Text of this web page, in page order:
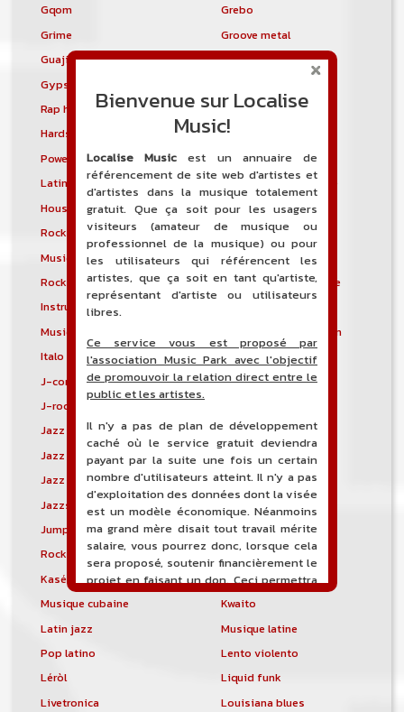
Gqom
Grebo
Grime
Groove metal
Guajira
Guaracha
Gypsy punk
Rap hardcore
Industrial hardcore
Hardstep
Hardstyle
Power noise
Heavenly voices
Latin metal
Musique hindoustanie
House progressive
Tropical house
Rock indépendant
Indietronica
Musique industrielle
Metal industriel
Rock industriel
Musique instrumentale
Instrumental
Musique irlandaise
Rock progressif italien
Italo Disco
Italo house
J-core
J-pop
J-rock
Jazz blues
Jazz modal
Jazz Nouvelle-Orléans
Jazz punk
Jazz vocal
Jazz-funk
Jazzstep
Jersey club
Jump blues
Jump-up
Rock canadien
Kansas City blues
Kasékò
Kizomba
Musique cubaine
Kwaito
Latin jazz
Musique latine
Pop latino
Lento violento
Léròl
Liquid funk
Livetronica
Louisiana blues
Bienvenue sur Localise
Music!
Localise Music est un annuaire de
référencement de site web d'artistes et
d'artistes dans la musique totalement
gratuit. Que ça soit pour les usagers
visiteurs (amateur de musique ou
professionnel de la musique) ou pour
les utilisateurs qui référencent les
artistes, que ça soit en tant qu'artiste,
représentant d'artiste ou utilisateurs
libres.
Ce service vous est proposé par
l'association Music Park avec l'objectif
de promouvoir la relation direct entre le
public et les artistes.
Il n'y a pas de plan de développement
caché où le service gratuit deviendra
payant par la suite une fois un certain
nombre d'utilisateurs atteint. Il n'y a pas
d'exploitation des données dont la visée
est un modèle économique. Néanmoins
ma grand mère disait tout travail mérite
salaire, vous pourrez donc, lorsque cela
sera proposé, soutenir financièrement le
projet en faisant un don. Ceci permettra
de financer l'hébergement, le nom de
de développement du site, et peut-être
une campagne de communication. Il va
comptabilité sera totalement publique
visible directement sur le site.